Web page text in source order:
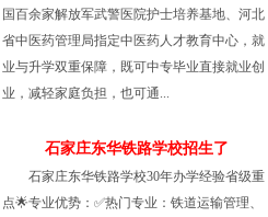
国百余家解放军武警医院护士培养基地、河北
省中医药管理局指定中医药人才教育中心，就
业与升学双重保障，既可中专毕业直接就业创
业，减轻家庭负担，也可通...
石家庄东华铁路学校招生了
石家庄东华铁路学校30年办学经验省级重
点🌟专业优势：✅热门专业：铁道运输管理、